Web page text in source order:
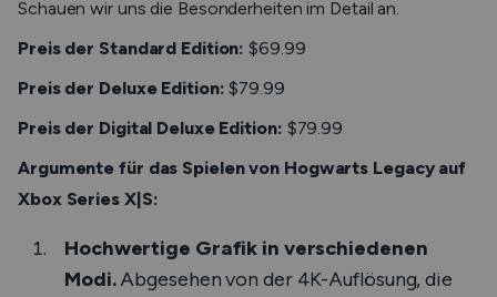
Schauen wir uns die Besonderheiten im Detail an.
Preis der Standard Edition:$69.99
Preis der Deluxe Edition:$79.99
Preis der Digital Deluxe Edition: $79.99
Argumente für das Spielen von Hogwarts Legacy auf
Xbox Series X|S:
Hochwertige Grafik in verschiedenen
Modi.Abgesehen von der 4K-Auflösung, die